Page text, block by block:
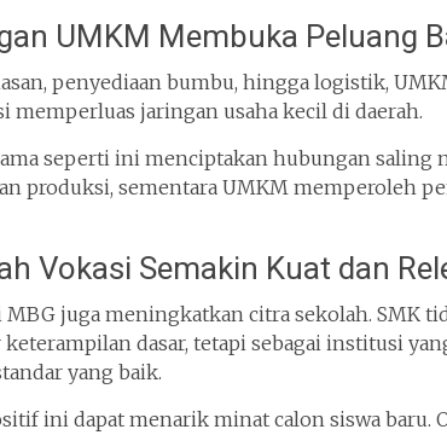
UMKM Membuka Peluang
penyediaan bumbu, hingga logistik,
memperluas jaringan usaha kecil di daerah.
seperti ini menciptakan hubungan saling
produksi, sementara UMKM memperoleh
Vokasi Semakin Kuat dan
juga meningkatkan citra sekolah. SMK
keterampilan dasar, tetapi sebagai institusi
yang baik.
ini dapat menarik minat calon siswa baru.